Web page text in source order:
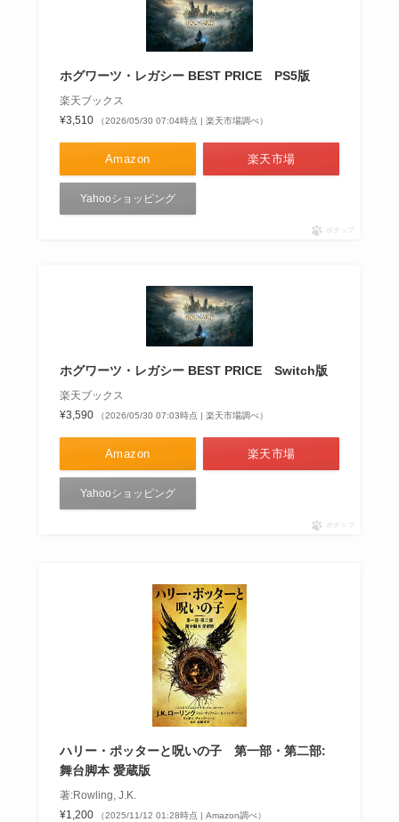
ホグワーツ・レガシー BEST PRICE PS5版
楽天ブックス
¥3,510
（2026/05/30 07:04時点 | 楽天市場調べ）
Amazon 楽天市場
Yahooショッピング
ポチップ
ホグワーツ・レガシー BEST PRICE Switch版
楽天ブックス
¥3,590
（2026/05/30 07:03時点 | 楽天市場調べ）
Amazon 楽天市場
Yahooショッピング
ポチップ
ハリー・ポッターと呪いの子 第一部・第二部:
舞台脚本 愛蔵版
著:Rowling, J.K.
¥1,200
（2025/11/12 01:28時点 | Amazon調べ）